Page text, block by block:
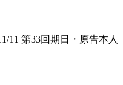
11 第33回期日・原告本人